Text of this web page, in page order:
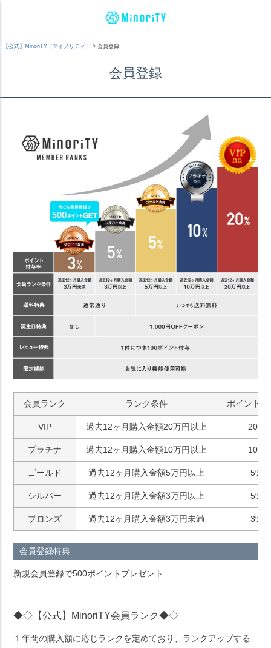
【公式】MinoriTY（マイノリティ） 会員登録
会員登録
会員ランク ランク条件 ポイント
VIP 過去12ヶ月購入金額20万円以上 20%
プラチナ 過去12ヶ月購入金額10万円以上 10%
ゴールド 過去12ヶ月購入金額5万円以上 5%
シルバー 過去12ヶ月購入金額3万円以上 5%
ブロンズ 過去12ヶ月購入金額3万円未満 3%
会員登録特典
新規会員登録で500ポイントプレゼント
◆◇【公式】MinoriTY会員ランク◆◇
１年間の購入額に応じランクを定めており、ランクアップする